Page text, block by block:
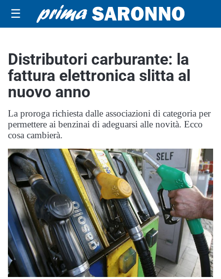
☰
Distributori carburante: la
fattura elettronica slitta al
nuovo anno
La proroga richiesta dalle associazioni di categoria per
permettere ai benzinai di adeguarsi alle novità. Ecco
cosa cambierà.